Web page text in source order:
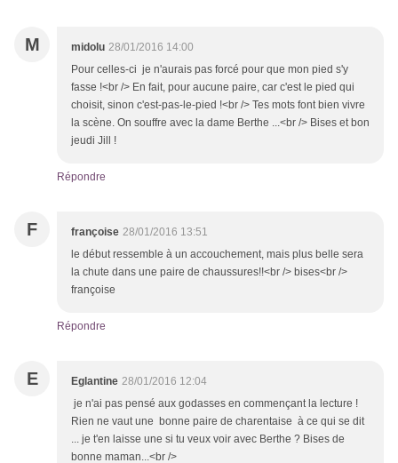
M midolu 28/01/2016 14:00
Pour celles-ci je n'aurais pas forcé pour que mon pied s'y
fasse !<br /> En fait, pour aucune paire, car c'est le pied qui
choisit, sinon c'est-pas-le-pied !<br /> Tes mots font bien vivre
la scène. On souffre avec la dame Berthe ...<br /> Bises et bon
jeudi Jill !
Répondre
F françoise 28/01/2016 13:51
le début ressemble à un accouchement, mais plus belle sera
la chute dans une paire de chaussures!!<br /> bises<br />
françoise
Répondre
E Eglantine 28/01/2016 12:04
je n'ai pas pensé aux godasses en commençant la lecture !
Rien ne vaut une bonne paire de charentaise à ce qui se dit
... je t'en laisse une si tu veux voir avec Berthe ? Bises de
bonne maman...<br />